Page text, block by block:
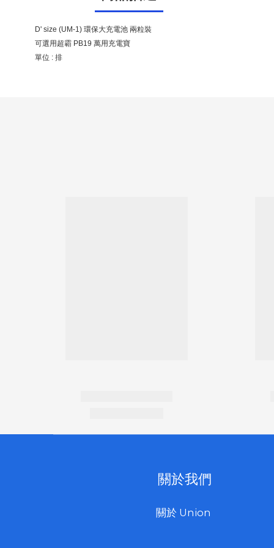
D' size (UM-1) 環保大充電池 兩粒裝
可選用超霸 PB19 萬用充電寶
單位 : 排
關於我們
關於 Union